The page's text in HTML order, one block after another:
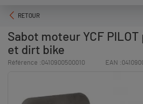
RETOUR
Sabot moteur YCF
et dirt bike
Référence :0410900500010 EAN :